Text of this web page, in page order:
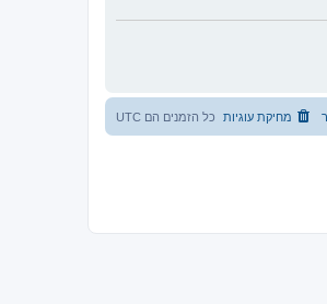
כל הזמנים הם UTC מחיקת עוגיות